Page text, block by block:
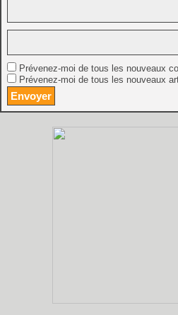
Prévenez-moi de tous les nouveaux
Prévenez-moi de tous les nouveaux